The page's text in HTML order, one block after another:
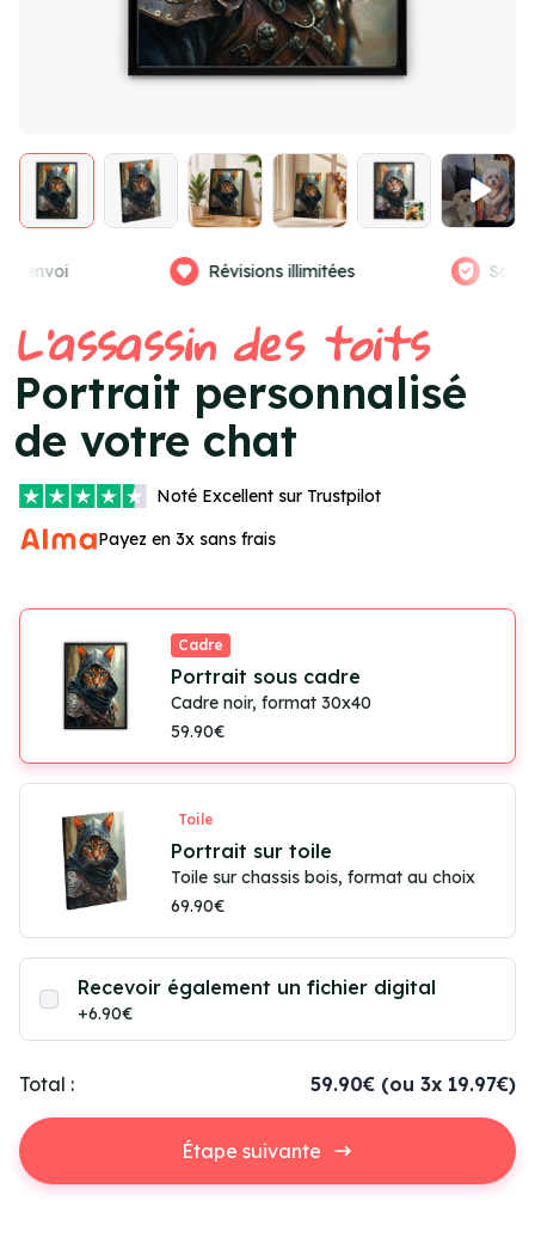
Satisfaction garantie
4
of
4
L'assassin des toits
Portrait personnalisé
de votre chat
Noté Excellent sur Trustpilot
Payez en 3x sans frais
Cadre
Portrait sous cadre
Cadre noir, format 30x40
59.90€
Toile
Portrait sur toile
Toile sur chassis bois, format au choix
69.90€
Recevoir également un fichier digital
+6.90€
Total : 59.90€ (ou 3x 19.97€)
Étape suivante